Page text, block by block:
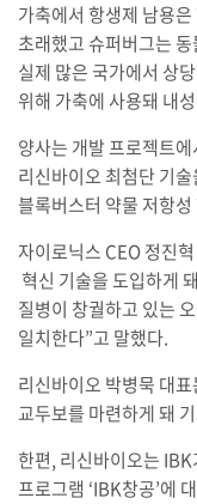
가축에서 항생제 남용
초래했고 슈퍼버그는
실제 많은 국가에서 상
위해 가축에 사용돼 내
양사는 개발 프로젝트
리신바이오 최첨단 기
블록버스터 약물 저항
자이로닉스 CEO 정진
혁신 기술을 도입하게
질병이 창궐하고 있는
일치한다”고 말했다.
리신바이오 박병묵 대
교두보를 마련하게 돼
한편, 리신바이오는
프로그램 ‘IBK창공’에